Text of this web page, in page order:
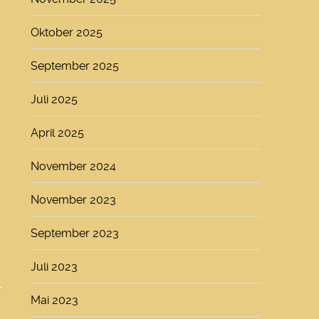
Oktober 2025
September 2025
Juli 2025
April 2025
November 2024
November 2023
September 2023
Juli 2023
Mai 2023